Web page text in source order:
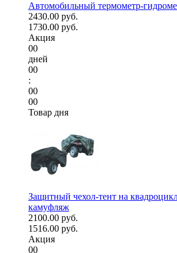
Автомобильный термометр-
2430.00 руб.
1730.00 руб.
Акция
00
дней
00
:
00
00
Товар дня
Защитный чехол-тент на
камуфляж
2100.00 руб.
1516.00 руб.
Акция
00